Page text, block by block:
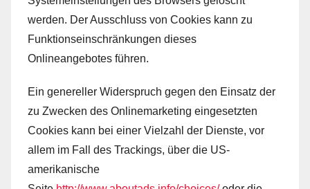
werden. Der Ausschluss von Cookies kann zu
Funktionseinschränkungen dieses
Onlineangebotes führen.
Ein genereller Widerspruch gegen den Einsatz der
zu Zwecken des Onlinemarketing eingesetzten
Cookies kann bei einer Vielzahl der Dienste, vor
allem im Fall des Trackings, über die US-
amerikanische